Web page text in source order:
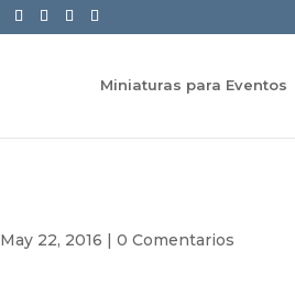
Miniaturas para Eventos
May 22, 2016 |0 Comentarios